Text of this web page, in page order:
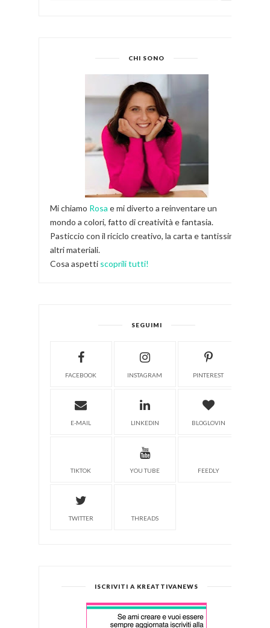
CHI SONO
Mi chiamo Rosa e mi diverto a reinventare un
mondo a colori, fatto di creatività e fantasia.
Pasticcio con il riciclo creativo, la carta e tantissimi
altri materiali.
Cosa aspetti scoprili tutti!
SEGUIMI
FACEBOOK INSTAGRAM PINTEREST
E-MAIL LINKEDIN BLOGLOVIN
TIKTOK YOU TUBE FEEDLY
TWITTER THREADS
ISCRIVITI A KREATTIVANEWS